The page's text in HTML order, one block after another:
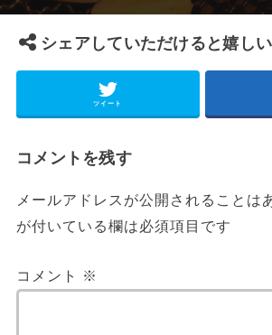
シェアしていただけると嬉しい
ツイート
コメントを残す
メールアドレスが公開されることは
が付いている欄は必須項目です
コメント ※